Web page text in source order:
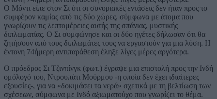
Ο Μόντι είπε στον Σι ότι οι συνοριακές εντάσεις δεν ήταν προς το
συμφέρον καμίας από τις δύο χώρες, σύμφωνα με άτομα που
γνωρίζουν τις λεπτομέρειες αυτής της σπάνιας, μυστικής
διπλωματίας. Ο Σι συμφώνησε και οι δύο ηγέτες δήλωσαν ότι θα
ζητήσουν από τους διπλωμάτες τους να εργαστούν για μια λύση. Η
έντονη 74ήμερη αντιπαράθεση έληξε λίγες μέρες αργότερα.
Ο πρόεδρος Σι Τζινπίνγκ (φωτ.) έγραψε μια επιστολή προς την Ινδή
ομόλογό του, Ντρουπάτι Μούρμου -η οποία δεν έχει ιδιαίτερες
εξουσίες-, για να «δοκιμάσει τα νερά» σχετικά με τη βελτίωση των
σχέσεων, σύμφωνα με Ινδό αξιωματούχο που γνωρίζει το θέμα.